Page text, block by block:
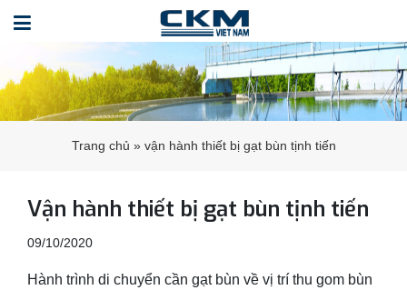
Trang chủ » vận hành thiết bị gạt bùn tịnh tiến
Vận hành thiết bị gạt bùn tịnh tiến
09/10/2020
Hành trình di chuyển cần gạt bùn về vị trí thu gom bùn